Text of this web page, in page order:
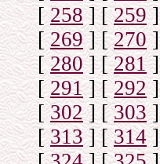
[258] [259]
[269] [270]
[ 280] [281]
[291] [292]
[302] [303]
[313] [314]